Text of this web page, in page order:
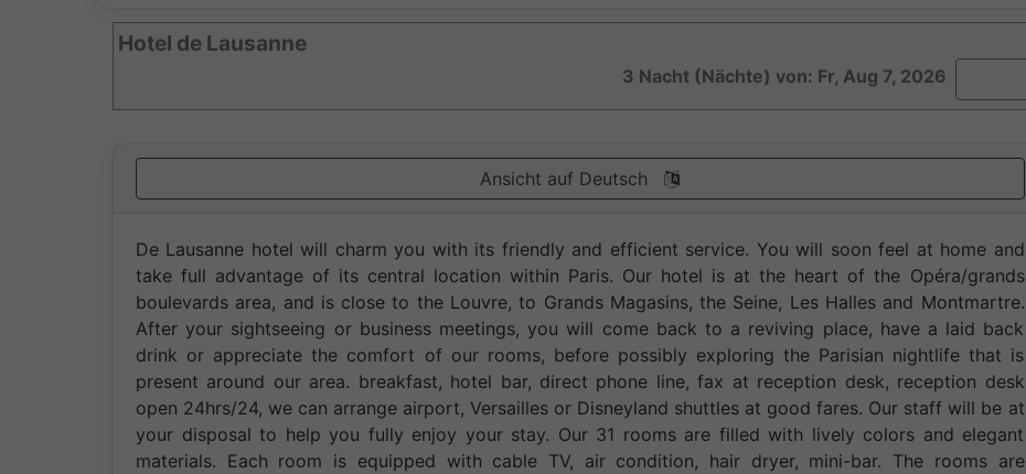
Hotel de Lausanne
3 Nacht (Nächte) von: Fr, Aug 7, 2026
Ansicht auf Deutsch
De Lausanne hotel will charm you with its friendly and efficient service. You will soon feel at home and
take full advantage of its central location within Paris. Our hotel is at the heart of the Opéra/grands
boulevards area, and is close to the Louvre, to Grands Magasins, the Seine, Les Halles and Montmartre.
After your sightseeing or business meetings, you will come back to a reviving place, have a laid back
drink or appreciate the comfort of our rooms, before possibly exploring the Parisian nightlife that is
present around our area. breakfast, hotel bar, direct phone line, fax at reception desk, reception desk
open 24hrs/24, we can arrange airport, Versailles or Disneyland shuttles at good fares. Our staff will be at
your disposal to help you fully enjoy your stay. Our 31 rooms are filled with lively colors and elegant
materials. Each room is equipped with cable TV, air condition, hair dryer, mini-bar. The rooms are